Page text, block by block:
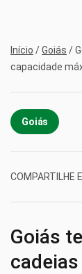
Início /Goiás /
capacidade
Goiás
COMPARTILHE
Goiás